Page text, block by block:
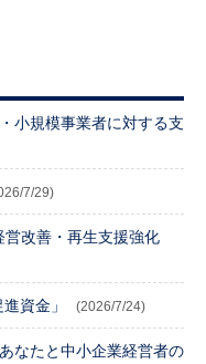
小規模事業者に対する支
7/29)
営改善・再生支援強化
資金」 (2026/7/24)
なたと中小企業経営者の